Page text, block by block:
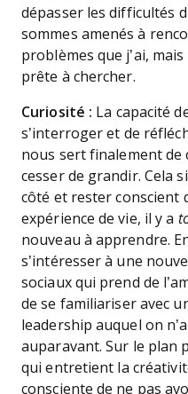
dépasser les difficultés
sommes amenés à
problèmes que j’ai,
prête à chercher.
Curiosité : La capacité
s’interroger et de
nous sert finalement de
cesser de grandir. Cela
côté et rester conscient
expérience de vie, il y a
nouveau à apprendre.
s’intéresser à une
sociaux qui prend de
de se familiariser avec
leadership auquel on
auparavant. Sur le plan
qui entretient la
consciente de ne pas